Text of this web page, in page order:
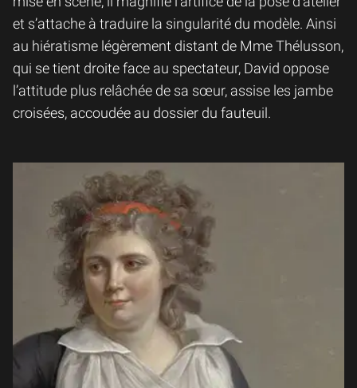
et s’attache à traduire la singularité du modèle. Ainsi
au hiératisme légèrement distant de Mme Thélusson,
qui se tient droite face au spectateur, David oppose
l’attitude plus relâchée de sa sœur, assise les jambe
croisées, accoudée au dossier du fauteuil.